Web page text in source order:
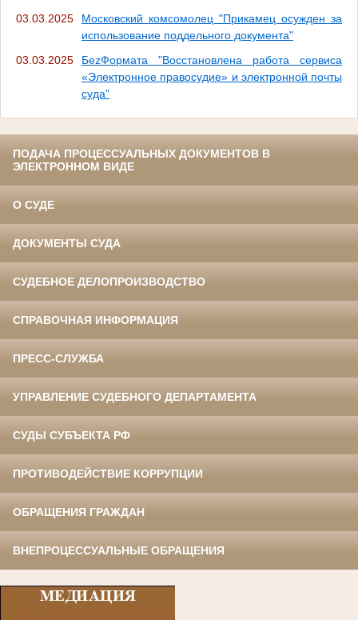
03.03.2025
Московский комсомолец "Прикамец осужден за
использование поддельного документа"
03.03.2025
БеzФормата "Восстановлена работа сервиса
«Электронное правосудие» и электронной почты
суда"
ПОДАЧА ПРОЦЕССУАЛЬНЫХ ДОКУМЕНТОВ В
ЭЛЕКТРОННОМ ВИДЕ
О СУДЕ
ДОКУМЕНТЫ СУДА
СУДЕБНОЕ ДЕЛОПРОИЗВОДСТВО
СПРАВОЧНАЯ ИНФОРМАЦИЯ
ПРЕСС-СЛУЖБА
УПРАВЛЕНИЕ СУДЕБНОГО ДЕПАРТАМЕНТА
СУДЫ СУБЪЕКТА РФ
ПРОТИВОДЕЙСТВИЕ КОРРУПЦИИ
ОБРАЩЕНИЯ ГРАЖДАН
ВНЕПРОЦЕССУАЛЬНЫЕ ОБРАЩЕНИЯ